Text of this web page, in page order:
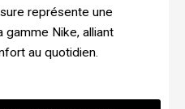
représente une
gamme Nike, alliant
au quotidien.